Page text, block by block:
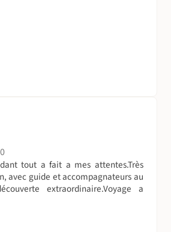
tout a fait a mes attentes.Très
avec guide et accompagnateurs au
extraordinaire.Voyage a